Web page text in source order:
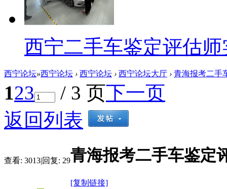
西宁二手车鉴定评估
西宁论坛»西宁论坛 › 西宁论坛 › 西宁论坛大厅 › 青海报考二手
123 / 3 页下一页
返回列表
查看: 3013|回复: 29青海报考二手车鉴定
[复制链接]